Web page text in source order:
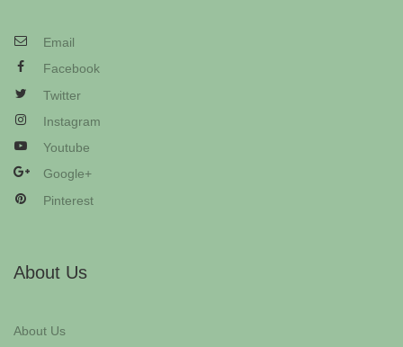
Email
Facebook
Twitter
Instagram
Youtube
Google+
Pinterest
About Us
About Us